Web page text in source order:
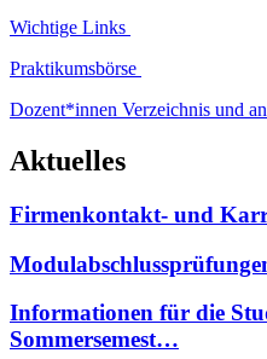
Wichtige Links
Praktikumsbörse
Dozent*innen Verzeichnis und
Aktuelles
Firmenkontakt- und
Informationen für die
Sommersemest…